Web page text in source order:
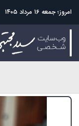
امروز؛ جمعه ۱۶ مرداد ۱۴۰۵